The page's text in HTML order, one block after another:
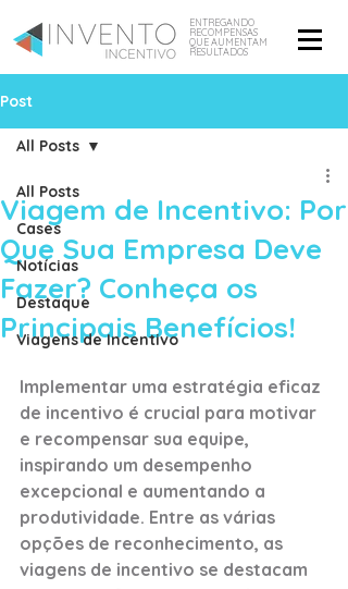
ENTREGANDO
RECOMPENSAS
QUE AUMENTAM
RESULTADOS
Post
All Posts
Cases
Notícias
Destaque
Viagens de Incentivo
All Posts
Viagem de Incentivo: Por
Que Sua Empresa Deve
Fazer? Conheça os
Principais Benefícios!
Implementar uma estratégia eficaz
de incentivo é crucial para motivar
e recompensar sua equipe,
inspirando um desempenho
excepcional e aumentando a
produtividade. Entre as várias
opções de reconhecimento, as
viagens de incentivo se destacam